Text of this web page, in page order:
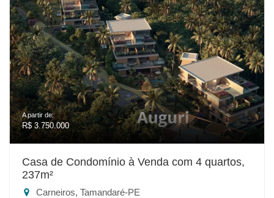
A partir de:
R$ 3.750.000
Casa de Condomínio à Venda com 4 quartos,
237m²
Carneiros, Tamandaré-PE